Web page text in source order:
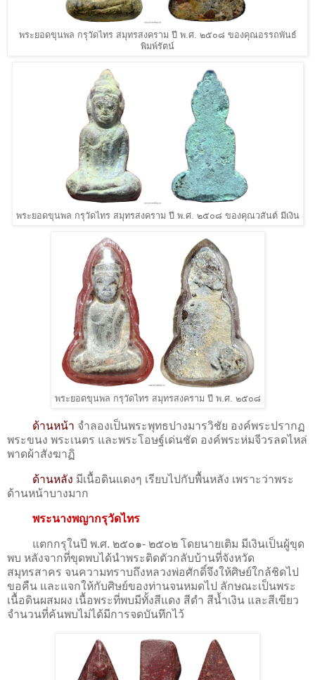
พระยอดขุนพล กรุวัดไทร สมุทรสงคราม ปี พ.ศ. ๒๕๐๘ ของคุณอรรถพันธ์
พิมพ์รัตน์
พระยอดขุนพล กรุวัดไทร สมุทรสงคราม ปี พ.ศ. ๒๕๐๘ ของคุณวสันต์ มีเงิน
พระยอดขุนพล กรุวัดไทร สมุทรสงคราม ปี พ.ศ. ๒๕๐๘
ด้านหน้า จำลองเป็นพระพุทธปางมารวิชัย องค์พระปรากฏ
พระขนง พระเนตร และพระโอษฐ์เด่นชัด องค์พระห่มจีวรลดไหล่
พาดผ้าสังฆาฏิ
ด้านหลัง มีเนื้อดินแดงๆ เรียบไปกับพื้นหลัง เพราะว่าพระ
ด้านหน้าบางมาก
พระนางพญากรุวัดไทร
แตกกรุในปี พ.ศ. ๒๕๐๑- ๒๕๐๒ โดยนายเติม มีเงินเป็นผู้ขุด
พบ หลังจากที่ขุดพบได้นำพระติดตัวกลับบ้านที่จังหวัด
สมุทรสาคร จนความทราบถึงหลวงพ่อศักดิ์จึงให้ศิษย์ใกล้ชิดไป
ขอคืน และแจกให้กับศิษย์ของท่านจนหมดไป ลักษณะเป็นพระ
เนื้อดินผสมผง เนื้อพระที่พบมีทั้งสีแดง สีดำ สีน้ำเงิน และสีเขียว
จำนวนที่ค้นพบไม่ได้มีการจดบันทึกไว้